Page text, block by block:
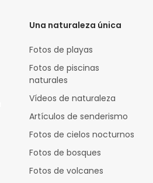
Una naturaleza única
Fotos de playas
Fotos de piscinas
naturales
Vídeos de naturaleza
Artículos de senderismo
Fotos de cielos nocturnos
Fotos de bosques
Fotos de volcanes